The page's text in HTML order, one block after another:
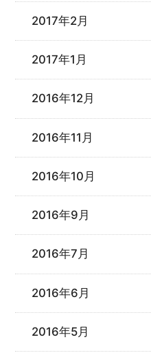
2017年2月
2017年1月
2016年12月
2016年11月
2016年10月
2016年9月
2016年7月
2016年6月
2016年5月